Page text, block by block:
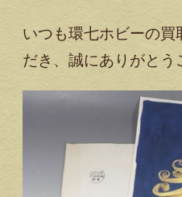
いつも環七ホビーの買
だき、誠にありがとう